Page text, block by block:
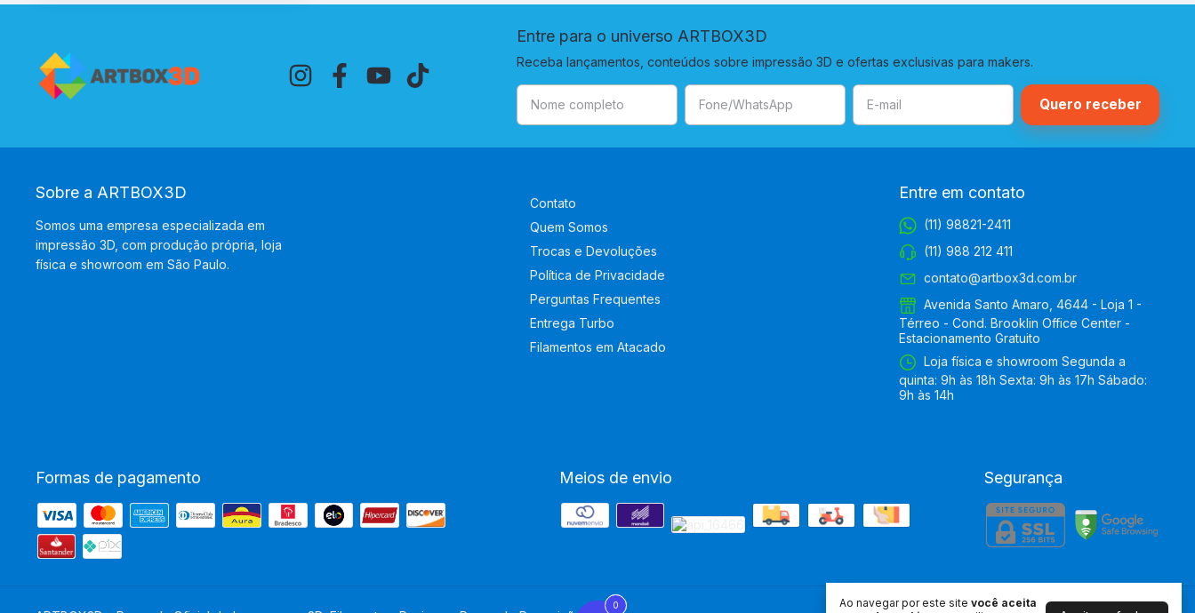
Ao navegar por este site você aceita
Entre para o universo ARTBOX3D
Receba lançamentos, conteúdos sobre impressão 3D e ofertas exclusivas para makers.
Sobre a ARTBOX3D
Somos uma empresa especializada em
impressão 3D, com produção própria, loja
física e showroom em São Paulo.
Contato
Quem Somos
Trocas e Devoluções
Política de Privacidade
Perguntas Frequentes
Entrega Turbo
Filamentos em Atacado
Entre em contato
(11) 98821-2411
(11) 988 212 411
contato@artbox3d.com.br
Avenida Santo Amaro, 4644 - Loja 1 -
Térreo - Cond. Brooklin Office Center -
Estacionamento Gratuito
Loja física e showroom Segunda a
quinta: 9h às 18h Sexta: 9h às 17h Sábado:
9h às 14h
Formas de pagamento Meios de envio Segurança
0
0